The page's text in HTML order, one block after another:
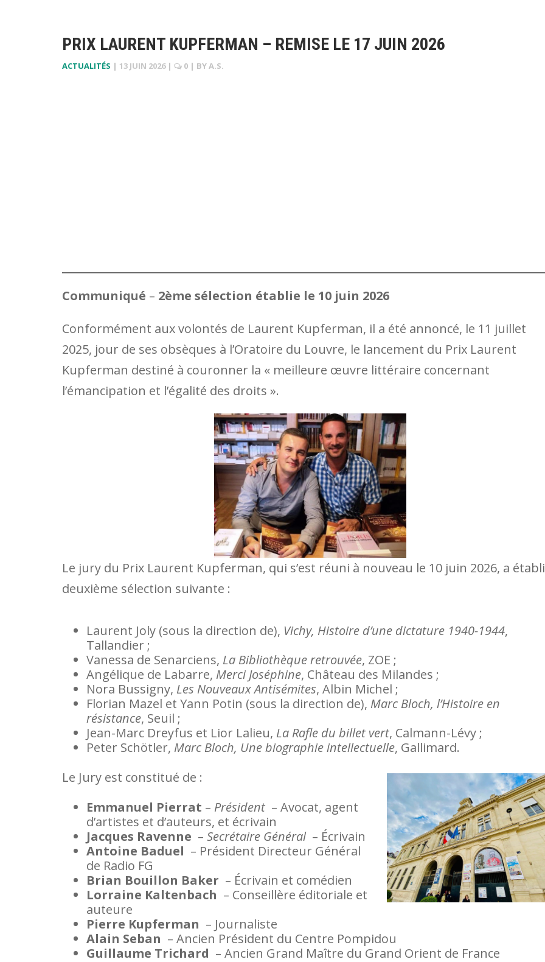
PRIX LAURENT KUPFERMAN – REMISE LE 17 JUIN 2026
ACTUALITÉS | 13 JUIN 2026 | 0 | BYA.S.
Communiqué – 2ème sélection établie le 10 juin 2026
Conformément aux volontés de Laurent Kupferman, il a été annoncé, le 11 juillet
2025, jour de ses obsèques à l’Oratoire du Louvre, le lancement du Prix Laurent
Kupferman destiné à couronner la « meilleure œuvre littéraire concernant
l’émancipation et l’égalité des droits ».
Le jury du Prix Laurent Kupferman, qui s’est réuni à nouveau le 10 juin 2026, a
deuxième sélection suivante :
Laurent Joly (sous la direction de), Vichy, Histoire d’une dictature 1940-1944,
Tallandier ;
Vanessa de Senarciens, La Bibliothèque retrouvée, ZOE ;
Angélique de Labarre, Merci Joséphine, Château des Milandes ;
Nora Bussigny, Les Nouveaux Antisémites, Albin Michel ;
Florian Mazel et Yann Potin (sous la direction de), Marc Bloch, l’Histoire en
résistance, Seuil ;
Jean-Marc Dreyfus et Lior Lalieu, La Rafle du billet vert, Calmann-Lévy ;
Peter Schötler, Marc Bloch, Une biographie intellectuelle, Gallimard.
Le Jury est constitué de :
Emmanuel Pierrat – Président – Avocat, agent
d’artistes et d’auteurs, et écrivain
Jacques Ravenne – Secrétaire Général – Écrivain
Antoine Baduel – Président Directeur Général
de Radio FG
Brian Bouillon Baker – Écrivain et comédien
Lorraine Kaltenbach – Conseillère éditoriale et
auteure
Pierre Kupferman – Journaliste
Alain Seban – Ancien Président du Centre Pompidou
Guillaume Trichard – Ancien Grand Maître du Grand Orient de France